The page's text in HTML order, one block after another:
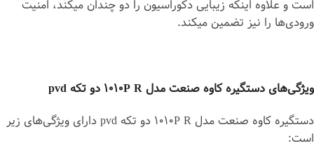
است و علاوه اینکه زیبایی دکوراسیون را دو چندان می‎کند، امنیت
ورودی‌ها را نیز تضمین می‎کند.
ویژگی‌های دستگیره کاوه صنعت مدل 1010P R دو تکه pvd
دستگیره کاوه صنعت مدل 1010P R دو تکه pvd دارای ویژگی‌های زیر
است: